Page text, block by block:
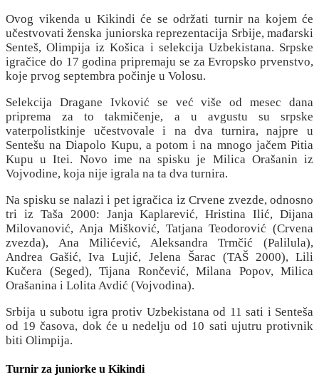
Ovog vikenda u Kikindi će se održati turnir na kojem će
učestvovati ženska juniorska reprezentacija Srbije, mađarski
Senteš, Olimpija iz Košica i selekcija Uzbekistana. Srpske
igračice do 17 godina pripremaju se za Evropsko prvenstvo,
koje prvog septembra počinje u Volosu.
Selekcija Dragane Ivković se već više od mesec dana
priprema za to takmičenje, a u avgustu su srpske
vaterpolistkinje učestvovale i na dva turnira, najpre u
Sentešu na Diapolo Kupu, a potom i na mnogo jačem Pitia
Kupu u Itei. Novo ime na spisku je Milica Orašanin iz
Vojvodine, koja nije igrala na ta dva turnira.
Na spisku se nalazi i pet igračica iz Crvene zvezde, odnosno
tri iz Taša 2000: Janja Kaplarević, Hristina Ilić, Dijana
Milovanović, Anja Mišković, Tatjana Teodorović (Crvena
zvezda), Ana Milićević, Aleksandra Trmčić (Palilula),
Andrea Gašić, Iva Lujić, Jelena Šarac (TAŠ 2000), Lili
Kučera (Seged), Tijana Rončević, Milana Popov, Milica
Orašanina i Lolita Avdić (Vojvodina).
Srbija u subotu igra protiv Uzbekistana od 11 sati i Senteša
od 19 časova, dok će u nedelju od 10 sati ujutru protivnik
biti Olimpija.
Turnir za juniorke u Kikindi